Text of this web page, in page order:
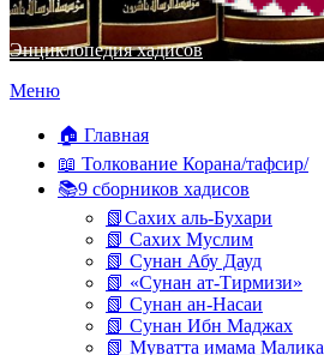
Энциклопедия хадисов
Перейти
содержимому
Меню
🏠 Главная
📖 Толкование Корана/тафсир/
📚9 сборников хадисов
📗Сахих аль-Бухари
📗 Сахих Муслим
📗 Сунан Абу Дауд
📗 «Сунан ат-Тирмизи»
📗 Сунан ан-Насаи
📗 Сунан Ибн Маджах
📗 Муватта имама Малика